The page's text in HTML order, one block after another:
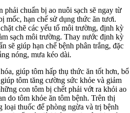
phải chuẩn bị ao nuôi sạch sẽ ngay từ
mốc, hạn chế sử dụng thức ăn tươi.
chẽ các yếu tố môi trường, định kỳ
sạch môi trường. Thay nước định kỳ
sẽ giúp hạn chế bệnh phân trắng, đặc
nóng, mưa kéo dài.
giúp tôm hấp thụ thức ăn tốt hơn, bổ
tôm tăng cường sức khỏe và giảm
con tôm bị chết phải vớt ra khỏi ao
do tôm khỏe ăn tôm bệnh. Trên thị
loại thuốc để phòng ngừa và trị bệnh